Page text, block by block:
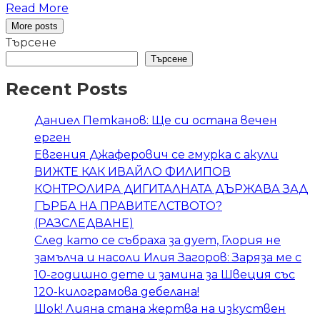
Read More
More posts
Търсене
Търсене
Recent Posts
Даниел Петканов: Ще си остана вечен
ерген
Евгения Джаферович се гмурка с акули
ВИЖТЕ КАК ИВАЙЛО ФИЛИПОВ
КОНТРОЛИРА ДИГИТАЛНАТА ДЪРЖАВА ЗАД
ГЪРБА НА ПРАВИТЕЛСТВОТО?
(РАЗСЛЕДВАНЕ)
След като се събраха за дует, Глория не
замълча и насоли Илия Загоров: Заряза ме с
10-годишно дете и замина за Швеция със
120-килограмова дебелана!
Шок! Лияна стана жертва на изкуствен